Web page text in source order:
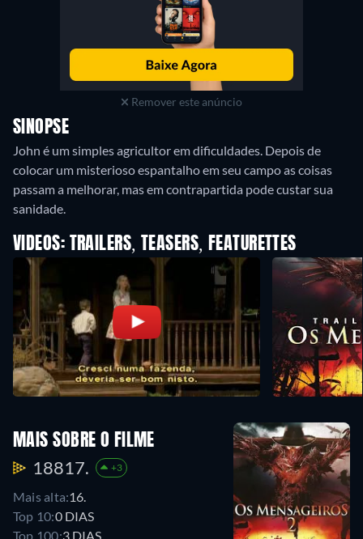
Remover este anúncio
SINOPSE
John é um simples agricultor em dificuldades. Depois de
colocar um misterioso espantalho em seu campo as coisas
passam a melhorar, mas em contrapartida pode custar sua
sanidade.
VIDEOS: TRAILERS, TEASERS, FEATURETTES
MAIS SOBRE O FILME
18817. +3
Mais alta:16.
Top 10:0 DIAS
Top 100:3 DIAS